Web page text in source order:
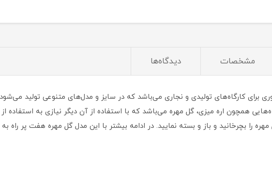
مشخصات دیدگاه‌ها
برای کارگاه‌های تولیدی و نجاری می‌باشد که در سایز و مدل‌های متنوعی تولید
همچون اره میزی، گل مهره می‌باشد که با استفاده از آن دیگر نیازی به استفاده
را بچرخانید و باز و بسته نمایید. در ادامه بیشتر با این مدل گل مهره هفت پر راه